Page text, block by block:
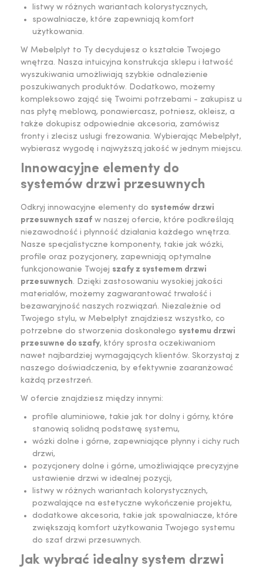
listwy w różnych wariantach kolorystycznych,
spowalniacze, które zapewniają komfort
użytkowania.
W Mebelplyt to Ty decydujesz o kształcie Twojego
wnętrza. Nasza intuicyjna konstrukcja sklepu i łatwość
wyszukiwania umożliwiają szybkie odnalezienie
poszukiwanych produktów. Dodatkowo, możemy
kompleksowo zająć się Twoimi potrzebami - zakupisz u
nas płytę meblową, ponawiercasz, potniesz, okleisz, a
także dokupisz odpowiednie akcesoria, zamówisz
fronty i zlecisz usługi frezowania. Wybierając Mebelpłyt,
wybierasz wygodę i najwyższą jakość w jednym miejscu.
Innowacyjne elementy do
systemów drzwi przesuwnych
Odkryj innowacyjne elementy do systemów drzwi
przesuwnych szaf w naszej ofercie, które podkreślają
niezawodność i płynność działania każdego wnętrza.
Nasze specjalistyczne komponenty, takie jak wózki,
profile oraz pozycjonery, zapewniają optymalne
funkcjonowanie Twojej szafy z systemem drzwi
przesuwnych. Dzięki zastosowaniu wysokiej jakości
materiałów, możemy zagwarantować trwałość i
bezawaryjność naszych rozwiązań. Niezależnie od
Twojego stylu, w Mebelpłyt znajdziesz wszystko, co
potrzebne do stworzenia doskonałego systemu drzwi
przesuwne do szafy, który sprosta oczekiwaniom
nawet najbardziej wymagających klientów. Skorzystaj z
naszego doświadczenia, by efektywnie zaaranżować
każdą przestrzeń.
W ofercie znajdziesz między innymi:
profile aluminiowe, takie jak tor dolny i górny, które
stanowią solidną podstawę systemu,
wózki dolne i górne, zapewniające płynny i cichy ruch
drzwi,
pozycjonery dolne i górne, umożliwiające precyzyjne
ustawienie drzwi w idealnej pozycji,
listwy w różnych wariantach kolorystycznych,
pozwalające na estetyczne wykończenie projektu,
dodatkowe akcesoria, takie jak spowalniacze, które
zwiększają komfort użytkowania Twojego systemu
do szaf drzwi przesuwnych.
Jak wybrać idealny system drzwi